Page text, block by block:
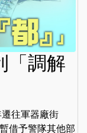
「調解
往軍器廠街
借予警隊其他部